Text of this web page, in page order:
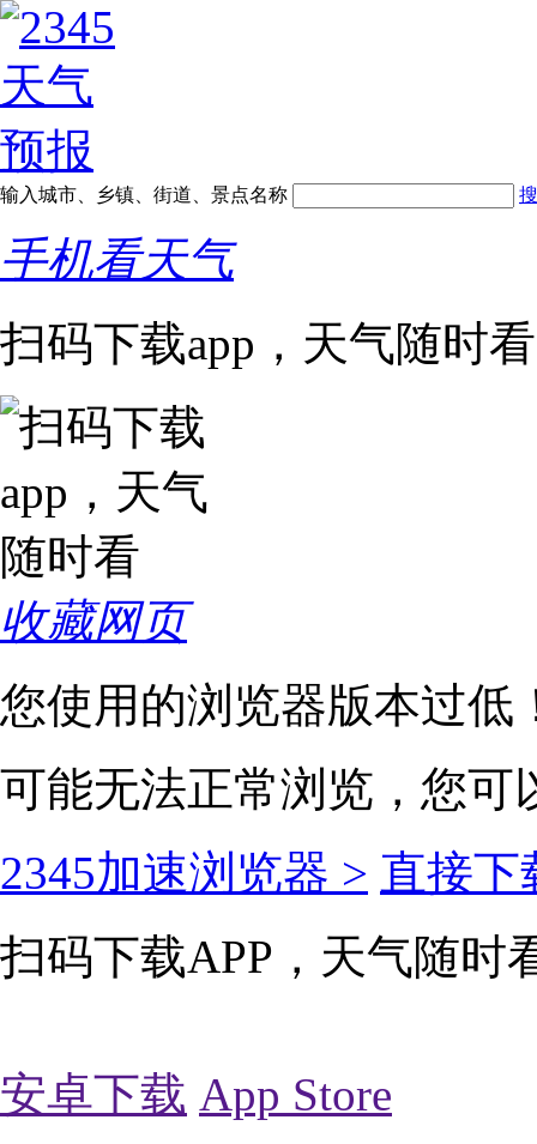
输入城市、乡镇、街道、景点名称
手机看天气
扫码下载app，天气随时看
收藏网页
您使用的浏览器版本过低
可能无法正常浏览，您可
2345加速浏览器 > 直接下
扫码下载APP，天气随时
安卓下载 App Store